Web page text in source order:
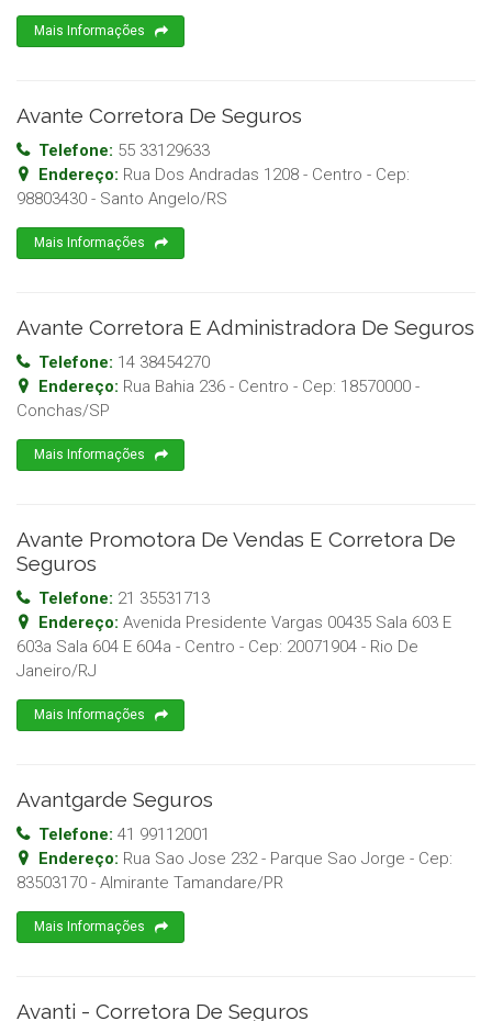
Mais Informações
Avante Corretora De Seguros
Telefone: 55 33129633
Endereço: Rua Dos Andradas 1208 - Centro - Cep:
98803430 - Santo Angelo/RS
Mais Informações
Avante Corretora E Administradora De Seguros
Telefone: 14 38454270
Endereço: Rua Bahia 236 - Centro - Cep: 18570000 -
Conchas/SP
Mais Informações
Avante Promotora De Vendas E Corretora De
Seguros
Telefone: 21 35531713
Endereço: Avenida Presidente Vargas 00435 Sala 603 E
603a Sala 604 E 604a - Centro - Cep: 20071904 - Rio De
Janeiro/RJ
Mais Informações
Avantgarde Seguros
Telefone: 41 99112001
Endereço: Rua Sao Jose 232 - Parque Sao Jorge - Cep:
83503170 - Almirante Tamandare/PR
Mais Informações
Avanti - Corretora De Seguros